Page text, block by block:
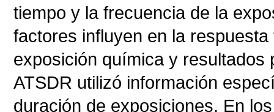
tiempo y la frecuencia de la
factores influyen en la
exposición química y resultados
ATSDR utilizó información
duración de exposiciones. En